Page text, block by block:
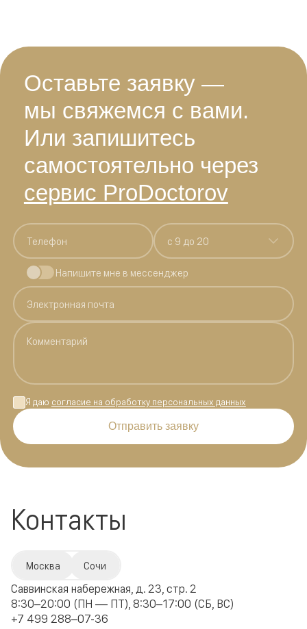
Оставьте заявку —
мы свяжемся с вами.
Или запишитесь
самостоятельно через
сервис ProDoctorov
c 9 до 20
Напишите мне в мессенджер
Я даю согласие на обработку персональных данных
Отправить заявку
Контакты
Москва Сочи
Саввинская набережная, д. 23, стр. 2
8:30–20:00 (ПН — ПТ), 8:30–17:00 (СБ, ВС)
+7 499 288–07-36